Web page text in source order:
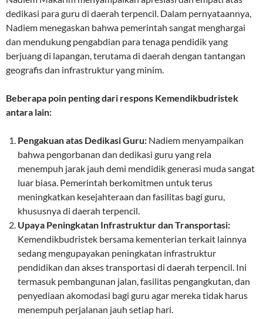
dedikasi para guru di daerah terpencil. Dalam pernyataannya,
Nadiem menegaskan bahwa pemerintah sangat menghargai
dan mendukung pengabdian para tenaga pendidik yang
berjuang di lapangan, terutama di daerah dengan tantangan
geografis dan infrastruktur yang minim.
Beberapa poin penting dari respons Kemendikbudristek
antara lain:
Pengakuan atas Dedikasi Guru: Nadiem menyampaikan
bahwa pengorbanan dan dedikasi guru yang rela
menempuh jarak jauh demi mendidik generasi muda sangat
luar biasa. Pemerintah berkomitmen untuk terus
meningkatkan kesejahteraan dan fasilitas bagi guru,
khususnya di daerah terpencil.
Upaya Peningkatan Infrastruktur dan Transportasi:
Kemendikbudristek bersama kementerian terkait lainnya
sedang mengupayakan peningkatan infrastruktur
pendidikan dan akses transportasi di daerah terpencil. Ini
termasuk pembangunan jalan, fasilitas pengangkutan, dan
penyediaan akomodasi bagi guru agar mereka tidak harus
menempuh perjalanan jauh setiap hari.